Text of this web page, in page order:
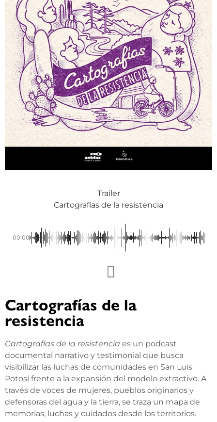
Trailer
Cartografías de la resistencia
00:00
Cartografías de la
resistencia
Cartografías de la resistencia es un podcast
documental narrativo y testimonial que busca
visibilizar las luchas de comunidades en San Luis
Potosí frente a la expansión del modelo extractivo. A
través de voces de mujeres, pueblos originarios y
defensoras del agua y la tierra, se traza un mapa de
memorias, luchas y cuidados desde los territorios.